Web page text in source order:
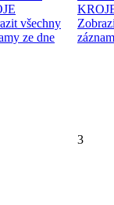
všechny
ze dne
3